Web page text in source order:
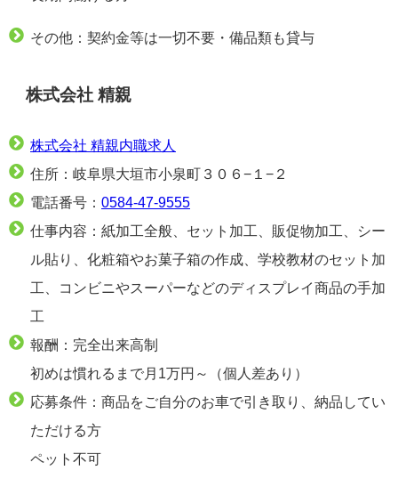
その他：契約金等は一切不要・備品類も貸与
株式会社 精親
株式会社 精親内職求人
住所：岐阜県大垣市小泉町３０６−１−２
電話番号： 0584-47-9555
仕事内容：紙加工全般、セット加工、販促物加工、シー
ル貼り、化粧箱やお菓子箱の作成、学校教材のセット加
工、コンビニやスーパーなどのディスプレイ商品の手加
工
報酬：完全出来高制
初めは慣れるまで月1万円～（個人差あり）
応募条件：商品をご自分のお車で引き取り、納品してい
ただける方
ペット不可